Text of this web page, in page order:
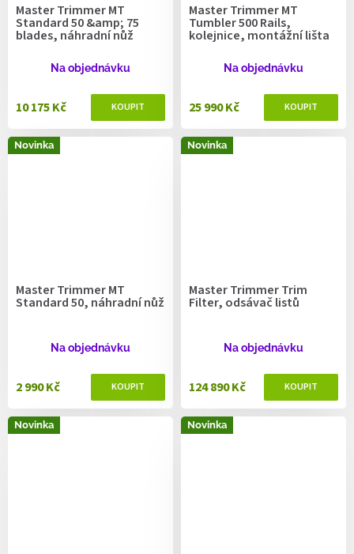
Master Trimmer MT
Standard 50 &amp; 75
blades, náhradní nůž
Na objednávku
10 175 Kč
Master Trimmer MT
Tumbler 500 Rails,
kolejnice, montážní lišta
Na objednávku
25 990 Kč
Novinka
Master Trimmer MT
Standard 50, náhradní nůž
Na objednávku
2 990 Kč
Novinka
Master Trimmer Trim
Filter, odsávač listů
Na objednávku
124 890 Kč
Novinka Novinka